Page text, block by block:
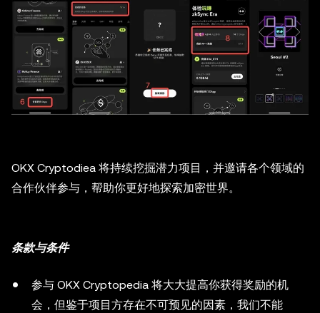
OKX Cryptodiea 将持续挖掘潜力项目，并邀请各个领域的
合作伙伴参与，帮助你更好地探索加密世界。
条款与条件
参与 OKX Cryptopedia 将大大提高你获得奖励的机
会，但鉴于项目方存在不可预见的因素，我们不能